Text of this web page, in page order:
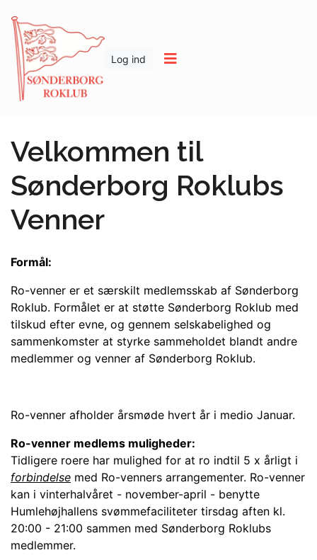
Log ind
Velkommen til
Sønderborg Roklubs
Venner
Formål:
Ro-venner er et særskilt medlemsskab af Sønderborg
Roklub. Formålet er at støtte Sønderborg Roklub med
tilskud efter evne, og gennem selskabelighed og
sammenkomster at styrke sammeholdet blandt andre
medlemmer og venner af Sønderborg Roklub.
Ro-venner afholder årsmøde hvert år i medio Januar.
Ro-venner medlems muligheder:
Tidligere roere har mulighed for at ro indtil 5 x årligt i
forbindelse med Ro-venners arrangementer. Ro-venner
kan i vinterhalvåret - november-april - benytte
Humlehøjhallens svømmefaciliteter tirsdag aften kl.
20:00 - 21:00 sammen med Sønderborg Roklubs
medlemmer.